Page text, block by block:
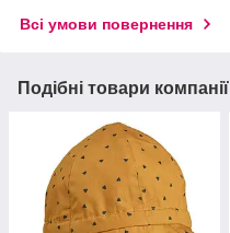
Всі умови повернення
Подібні товари компанії